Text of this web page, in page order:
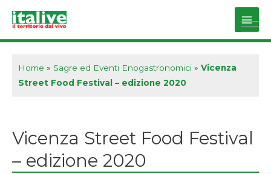
Main
Home » Sagre ed Eventi Enogastronomici » Vicenza
Street Food Festival – edizione 2020
Vicenza Street Food Festival
– edizione 2020